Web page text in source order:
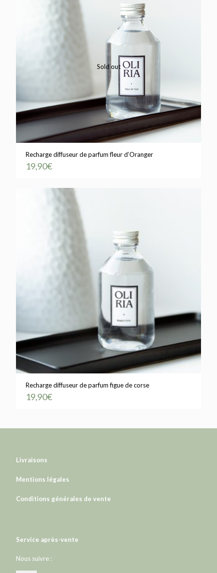
Sold out
Recharge diffuseur de parfum fleur d’Oranger
19,90€
Recharge diffuseur de parfum figue de corse
19,90€
Livraisons
Mentions légales
Conditions générales de vente
Service après-vente
Nous suivre :